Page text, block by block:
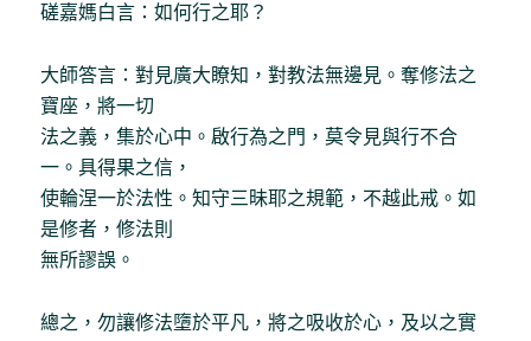
磋嘉媽白言：如何行之耶？
大師答言：對見廣大瞭知，對教法無邊見。奪修法之
寶座，將一切
法之義，集於心中。啟行為之門，莫令見與行不合
一。具得果之信，
使輪涅一於法性。知守三昧耶之規範，不越此戒。如
是修者，修法則
無所謬誤。
總之，勿讓修法墮於平凡，將之吸收於心，及以之實